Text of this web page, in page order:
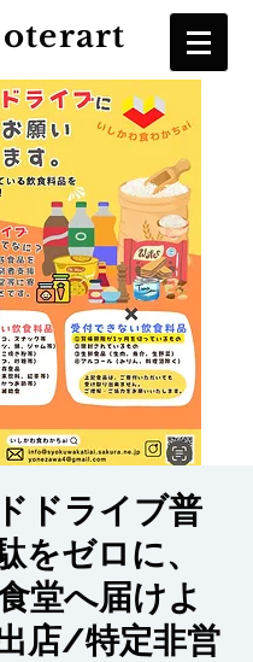
oterart
ドライブ普
をゼロに、
堂へ届けよ
店/特定非営